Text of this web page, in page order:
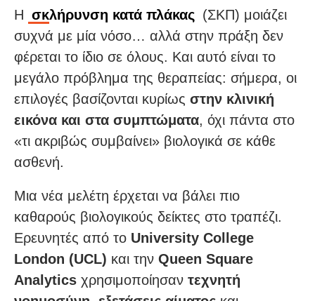
Η σκλήρυνση κατά πλάκας (ΣΚΠ) μοιάζει
συχνά με μία νόσο… αλλά στην πράξη δεν
φέρεται το ίδιο σε όλους. Και αυτό είναι το
μεγάλο πρόβλημα της θεραπείας: σήμερα, οι
επιλογές βασίζονται κυρίως στην κλινική
εικόνα και στα συμπτώματα, όχι πάντα στο
«τι ακριβώς συμβαίνει» βιολογικά σε κάθε
ασθενή.
Μια νέα μελέτη έρχεται να βάλει πιο
καθαρούς βιολογικούς δείκτες στο τραπέζι.
Ερευνητές από το University College
London (UCL) και την Queen Square
Analytics χρησιμοποίησαν τεχνητή